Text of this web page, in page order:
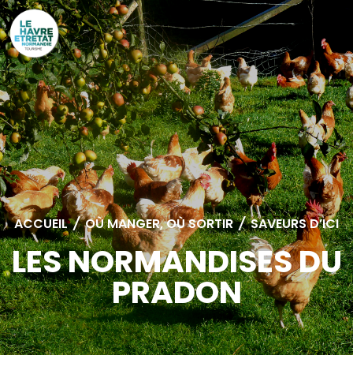
ACCUEIL / OÙ MANGER, OÙ SORTIR / SAVEURS D’ICI
LES NORMANDISES DU
PRADON
Cookies management panel